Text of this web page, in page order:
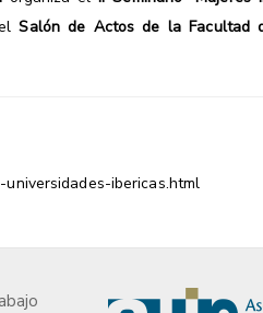
Salón de Actos de la Facultad
ibericas.html